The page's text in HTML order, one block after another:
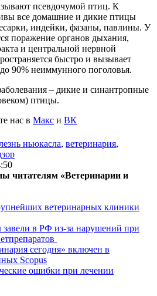
псевдочумой птиц. К
все домашние и дикие птицы
индейки, фазаны, павлины. У
поражение органов дыхания,
и центральной нервной
быстро и вызывает
90% неиммунного поголовья.
– дикие и синантропные
птицы.
нас в Макс и ВК
ньюкасла, ветеринария,
читателям «Ветеринарии и
ветеринарных клиники
в РФ из-за нарушений при
сегодня» включен в
Scopus
ошибки при лечении